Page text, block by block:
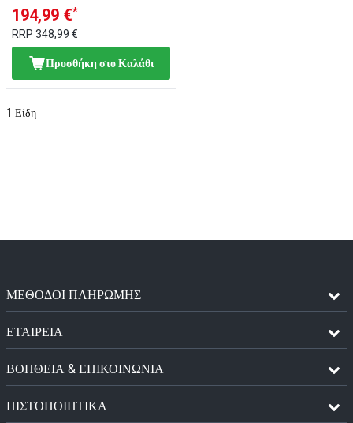
194,99 €*
RRP 348,99 €
Προσθήκη στο Καλάθι
1 Είδη
ΜΈΘΟΔΟΙ ΠΛΗΡΩΜΉΣ
ΕΤΑΙΡΕΙΑ
ΒΟΗΘΕΙΑ & ΕΠΙΚΟΙΝΩΝΙΑ
ΠΙΣΤΟΠΟΙΗΤΙΚΆ